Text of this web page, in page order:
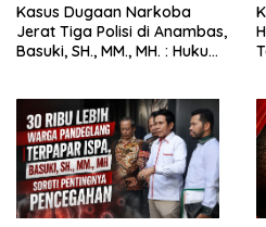
Kasus Dugaan Narkoba
Jerat Tiga Polisi di Anambas,
Basuki, SH., MM., MH. : Hukum